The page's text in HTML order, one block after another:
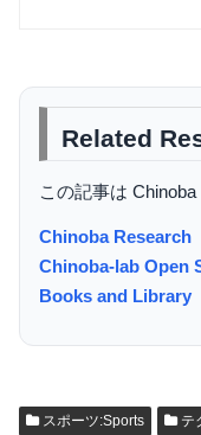
Related
この記事は Chinoba
Chinoba Research
Chinoba-lab Open
Books and Library
スポーツ:Sports テ